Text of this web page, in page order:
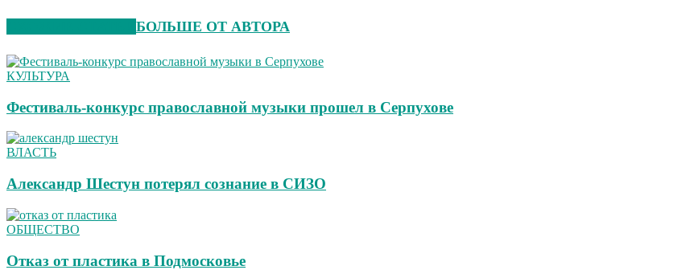
БОЛЬШЕ ОТ АВТОРА
КУЛЬТУРА
Фестиваль-конкурс православной музыки прошел в Серпухове
ВЛАСТЬ
Александр Шестун потерял сознание в СИЗО
ОБЩЕСТВО
Отказ от пластика в Подмосковье